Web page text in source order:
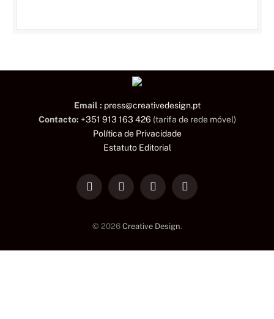
Email : press@creativedesign.pt
Contacto: +351 913 163 426 (tarifa de rede móvel)
Política de Privacidade
Estatuto Editorial
LinkedInFacebookInstagramTikTok
© 2026 Creative Design.